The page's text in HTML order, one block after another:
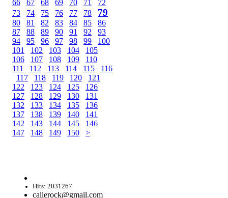
66
67 68 69 70 71
72
73
74 75 76 77 78 79
80 81 82 83 84 85
86
87
88 89 90 91 92
93
94
95 96 97 98 99
100
101
102 103 104
105
106
107 108 109
110
111
112 113 114 115
116
117
118 119 120
121
122
123 124 125
126
127
128 129 130
131
132
133 134 135
136
137
138 139 140
141
142
143 144 145
146
147
148 149 150 >
Hits: 2031267
callerock@gmail.com